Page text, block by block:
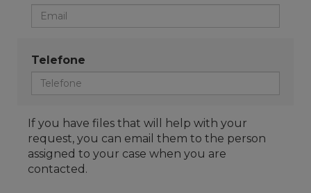
Telefone
If you have files that will help with your
request, you can email them to the person
assigned to your case when you are
contacted.